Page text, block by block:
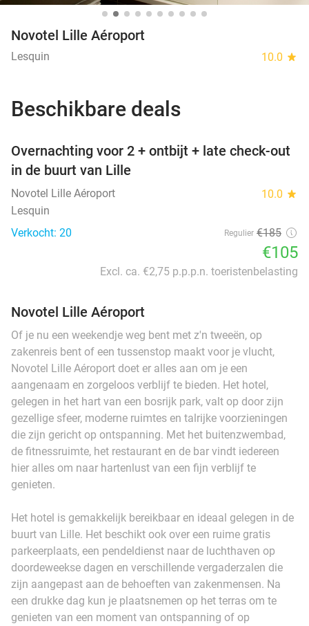
Novotel Lille Aéroport
Lesquin 10.0 star
Beschikbare deals
Overnachting voor 2 + ontbijt + late check-out
in de buurt van Lille
Novotel Lille Aéroport 10.0 star
Lesquin
Verkocht: 20
Regulier €185
€105
Excl. ca. €2,75 p.p.p.n. toeristenbelasting
Novotel Lille Aéroport
Of je nu een weekendje weg bent met z'n tweeën, op
zakenreis bent of een tussenstop maakt voor je vlucht,
Novotel Lille Aéroport doet er alles aan om je een
aangenaam en zorgeloos verblijf te bieden. Het hotel,
gelegen in het hart van een bosrijk park, valt op door zijn
gezellige sfeer, moderne ruimtes en talrijke voorzieningen
die zijn gericht op ontspanning. Met het buitenzwembad,
de fitnessruimte, het restaurant en de bar vindt iedereen
hier alles om naar hartenlust van een fijn verblijf te
genieten.
Het hotel is gemakkelijk bereikbaar en ideaal gelegen in de
buurt van Lille. Het beschikt ook over een ruime gratis
parkeerplaats, een pendeldienst naar de luchthaven op
doordeweekse dagen en verschillende vergaderzalen die
zijn aangepast aan de behoeften van zakenmensen. Na
een drukke dag kun je plaatsnemen op het terras om te
genieten van een moment van ontspanning of op